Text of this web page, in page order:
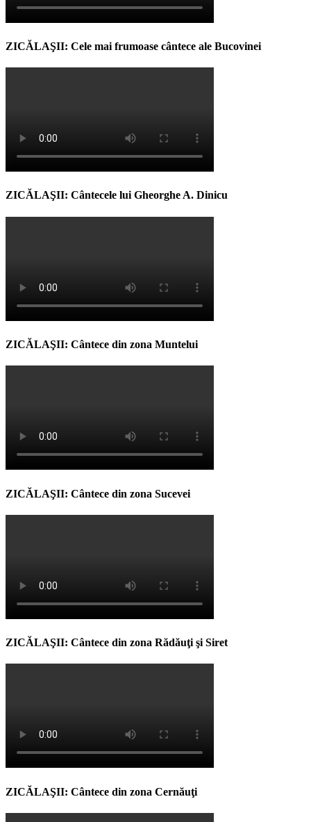
ZICĂLAŞII: Cele mai frumoase cântece ale Bucovinei
ZICĂLAŞII: Cântecele lui Gheorghe A. Dinicu
ZICĂLAŞII: Cântece din zona Muntelui
ZICĂLAŞII: Cântece din zona Sucevei
ZICĂLAŞII: Cântece din zona Rădăuţi şi Siret
ZICĂLAŞII: Cântece din zona Cernăuţi